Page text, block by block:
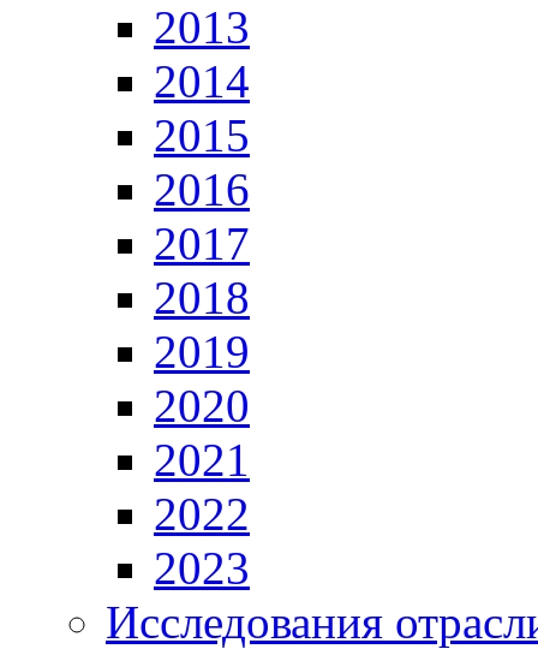
2013
2014
2015
2016
2017
2018
2019
2020
2021
2022
2023
Исследования